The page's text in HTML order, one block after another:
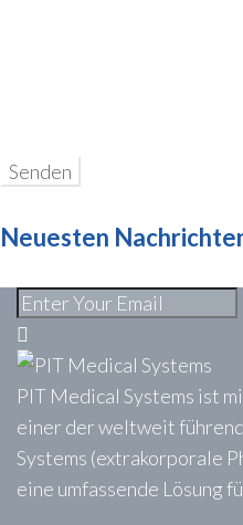
Neuesten
PIT Medical Systems ist
einer der weltweit
Systems (extrakorporale
eine umfassende Lösung